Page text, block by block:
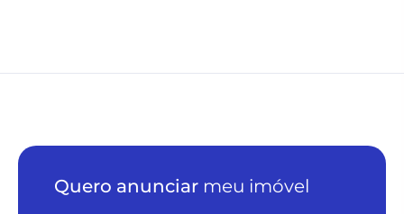
Quero anunciar meu imóvel